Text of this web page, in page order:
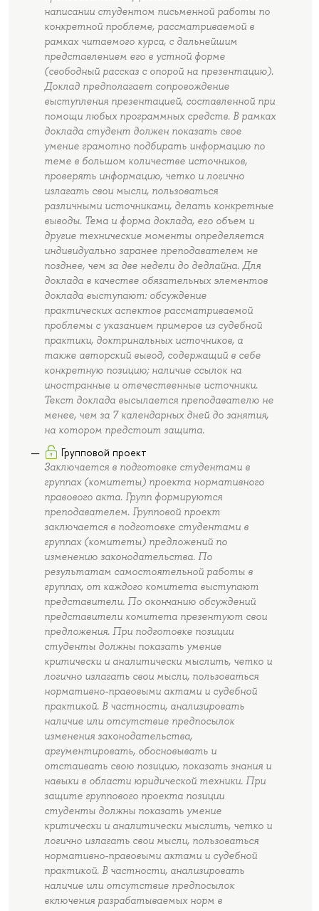
написании студентом письменной работы по
конкретной проблеме, рассматриваемой в
рамках читаемого курса, с дальнейшим
представлением его в устной форме
(свободный рассказ с опорой на презентацию).
Доклад предполагает сопровождение
выступления презентацией, составленной при
помощи любых программных средств. В рамках
доклада студент должен показать свое
умение грамотно подбирать информацию по
теме в большом количестве источников,
проверять информацию, четко и логично
излагать свои мысли, пользоваться
различными источниками, делать конкретные
выводы. Тема и форма доклада, его объем и
другие технические моменты определяется
индивидуально заранее преподавателем не
позднее, чем за две недели до дедлайна. Для
доклада в качестве обязательных элементов
доклада выступают: обсуждение
практических аспектов рассматриваемой
проблемы с указанием примеров из судебной
практики, доктринальных источников, а
также авторский вывод, содержащий в себе
конкретную позицию; наличие ссылок на
иностранные и отечественные источники.
Текст доклада высылается преподавателю не
менее, чем за 7 календарных дней до занятия,
на котором предстоит защита.
Групповой проект
Заключается в подготовке студентами в
группах (комитеты) проекта нормативного
правового акта. Групп формируются
преподавателем. Групповой проект
заключается в подготовке студентами в
группах (комитеты) предложений по
изменению законодательства. По
результатам самостоятельной работы в
группах, от каждого комитета выступают
представители. По окончанию обсуждений
представители комитета презентуют свои
предложения. При подготовке позиции
студенты должны показать умение
критически и аналитически мыслить, четко и
логично излагать свои мысли, пользоваться
нормативно-правовыми актами и судебной
практикой. В частности, анализировать
наличие или отсутствие предпосылок
изменения законодательства,
аргументировать, обосновывать и
отстаивать свою позицию, показать знания и
навыки в области юридической техники. При
защите группового проекта позиции
студенты должны показать умение
критически и аналитически мыслить, четко и
логично излагать свои мысли, пользоваться
нормативно-правовыми актами и судебной
практикой. В частности, анализировать
наличие или отсутствие предпосылок
включения разрабатываемых норм в